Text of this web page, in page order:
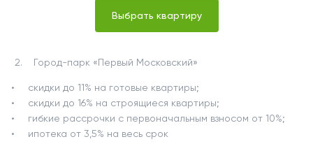
Выбрать квартиру
Город-парк «Первый Московский»
скидки до 11% на готовые квартиры;
скидки до 16% на строящиеся квартиры;
гибкие рассрочки с первоначальным взносом от 10%;
ипотека от 3,5% на весь срок